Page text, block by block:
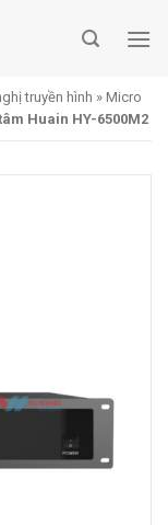
truyền hình » Micro
Huain HY-6500M2